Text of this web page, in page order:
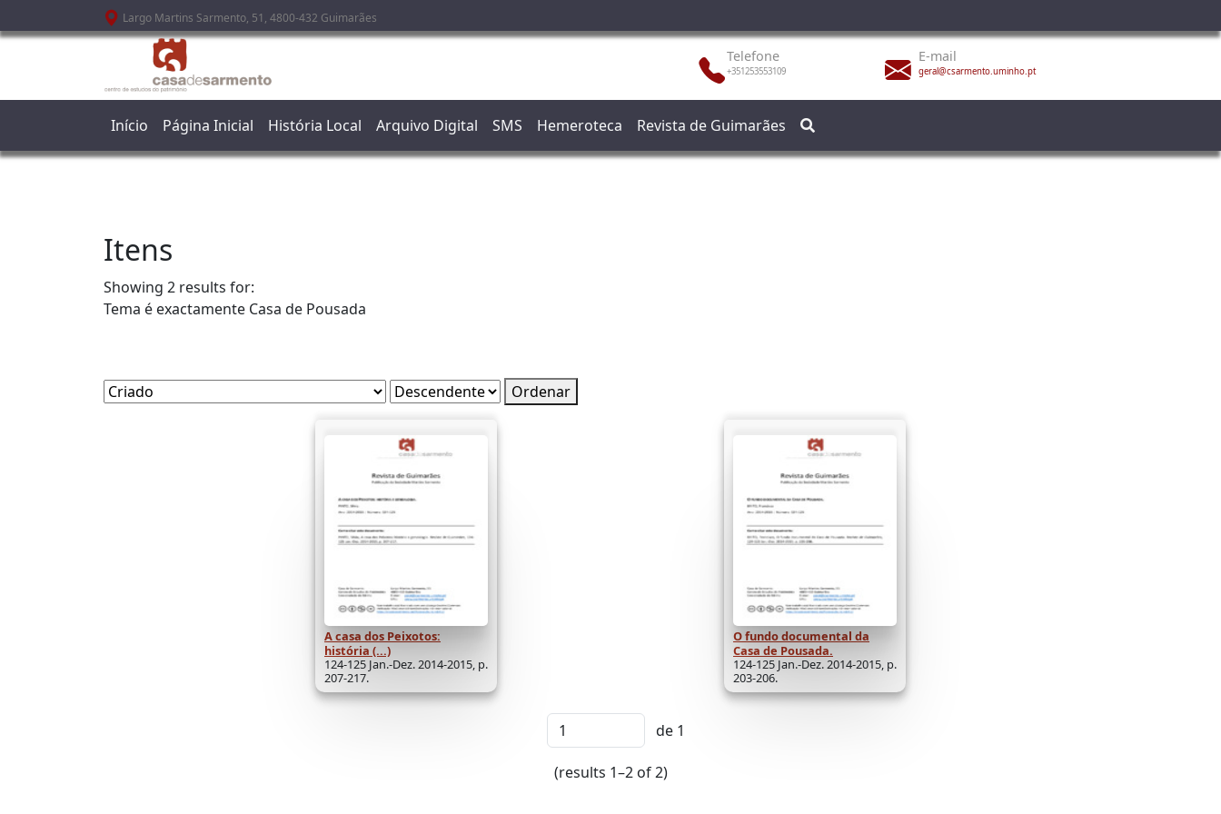
Passar para o conteúdo principalLargo Martins Sarmento, 51, 4800-432 Guimarães
Telefone
+351253553109
E-mail
geral@csarmento.uminho.pt
Início Página Inicial História Local Arquivo Digital SMS Hemeroteca Revista de Guimarães
Itens
Showing 2 results for:
Tema é exactamente Casa de Pousada
Ordenar
A casa dos Peixotos:
história (...)
124-125 Jan.-Dez. 2014-2015, p.
207-217.
O fundo documental da
Casa de Pousada.
124-125 Jan.-Dez. 2014-2015, p.
203-206.
de 1
(results 1–2 of 2)